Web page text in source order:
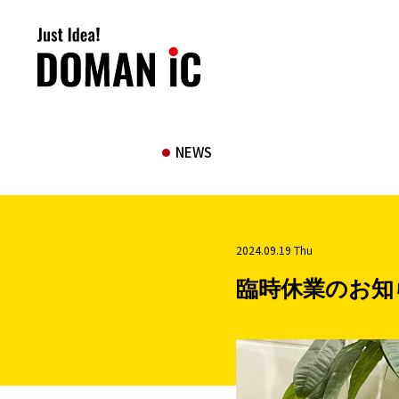
NEWS
2024.09.19 Thu
臨時休業のお